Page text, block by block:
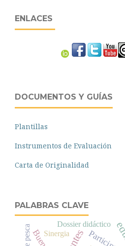
ENLACES
DOCUMENTOS Y GUÍAS
Plantillas
Instrumentos de Evaluación
Carta de Originalidad
PALABRAS CLAVE
Sinergia
Dossier didáctico